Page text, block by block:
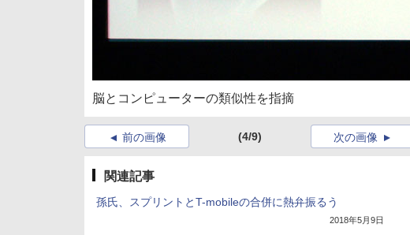
脳とコンピューターの類似性を指摘
前の画像 (4/9) 次の画像
関連記事
孫氏、スプリントとT-mobileの合併に熱弁振るう
2018年5月9日